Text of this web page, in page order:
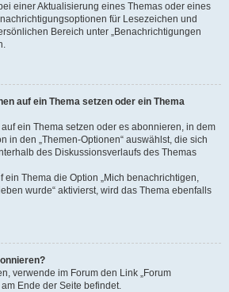
einer Aktualisierung eines Themas oder eines
für Lesezeichen und
Bereich unter „Benachrichtigungen
auf ein Thema setzen oder ein Thema
ein Thema setzen oder es abonnieren, in dem
in den „Themen-Optionen“ auswählst, die sich
des Diskussionsverlaufs des Themas
ein Thema die Option „Mich benachrichtigen,
wurde“ aktivierst, wird das Thema ebenfalls
verwende im Forum den Link „Forum
Ende der Seite befindet.